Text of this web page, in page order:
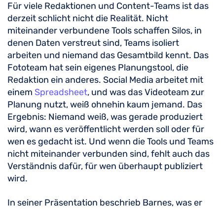
Für viele Redaktionen und Content-Teams ist das
derzeit schlicht nicht die Realität. Nicht
miteinander verbundene Tools schaffen Silos, in
denen Daten verstreut sind, Teams isoliert
arbeiten und niemand das Gesamtbild kennt. Das
Fototeam hat sein eigenes Planungstool, die
Redaktion ein anderes. Social Media arbeitet mit
einem Spreadsheet, und was das Videoteam zur
Planung nutzt, weiß ohnehin kaum jemand. Das
Ergebnis: Niemand weiß, was gerade produziert
wird, wann es veröffentlicht werden soll oder für
wen es gedacht ist. Und wenn die Tools und Teams
nicht miteinander verbunden sind, fehlt auch das
Verständnis dafür, für wen überhaupt publiziert
wird.
In seiner Präsentation beschrieb Barnes, was er